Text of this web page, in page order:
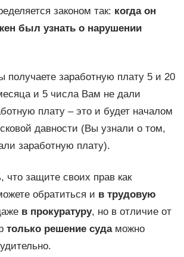
законом так: когда он
был узнать о нарушении
получаете заработную плату 5 и 20
и 5 числа Вам не дали
плату – это и будет началом
давности (Вы узнали о том,
заработную плату).
что защите своих прав как
обратиться и в трудовую
в прокуратуру, но в отличие от
только решение судаможно